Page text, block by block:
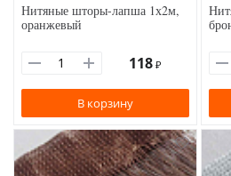
Нитяные шторы-лапша 1х2м,
оранжевый
118 ₽
В корзину